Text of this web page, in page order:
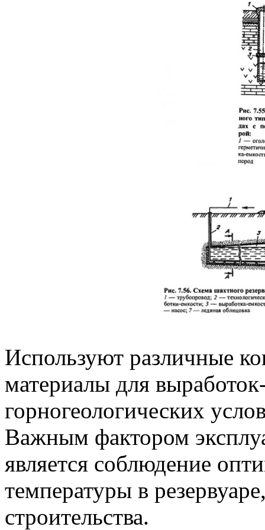
Используют различные
материалы для
горногеологических
Важным фактором
является соблюдение
температуры в
строительства.